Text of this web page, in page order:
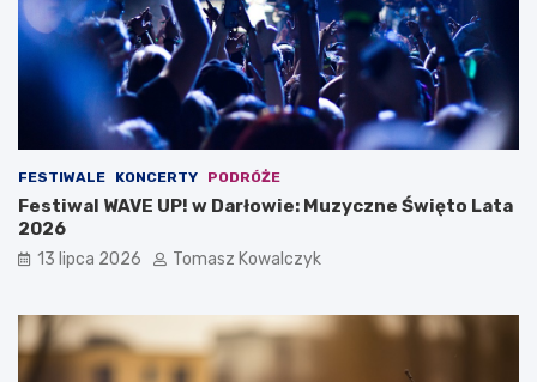
FESTIWALE KONCERTY PODRÓŻE
Festiwal WAVE UP! w Darłowie: Muzyczne Święto Lata
2026
13 lipca 2026 Tomasz Kowalczyk